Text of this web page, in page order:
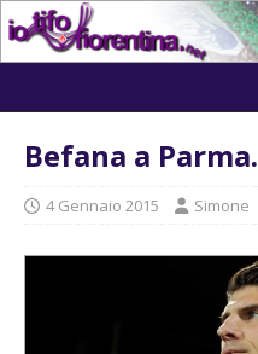
Befana a Parma.
4 Gennaio 2015 Simone